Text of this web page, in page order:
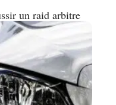
un raid arbitre